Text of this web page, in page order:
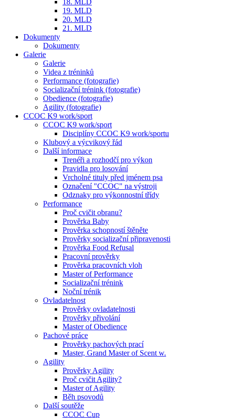
18. MLD
19. MLD
20. MLD
21. MLD
Dokumenty
Dokumenty
Galerie
Galerie
Videa z tréninků
Performance (fotografie)
Socializační trénink (fotografie)
Obedience (fotografie)
Agility (fotografie)
CCOC K9 work/sport
CCOC K9 work/sport
Disciplíny CCOC K9 work/sportu
Klubový a výcvikový řád
Další informace
Trenéři a rozhodčí pro výkon
Pravidla pro losování
Vrcholné tituly před jménem psa
Označení "CCOC" na výstroji
Odznaky pro výkonnostní třídy
Performance
Proč cvičit obranu?
Prověrka Baby
Prověrka schopností štěněte
Prověrky socializační připravenosti
Prověrka Food Refusal
Pracovní prověrky
Prověrka pracovních vloh
Master of Performance
Socializační trénink
Noční trénik
Ovladatelnost
Prověrky ovladatelnosti
Prověrky přivolání
Master of Obedience
Pachové práce
Prověrky pachových prací
Master, Grand Master of Scent w.
Agility
Prověrky Agility
Proč cvičit Agility?
Master of Agility
Běh psovodů
Další soutěže
CCOC Cup